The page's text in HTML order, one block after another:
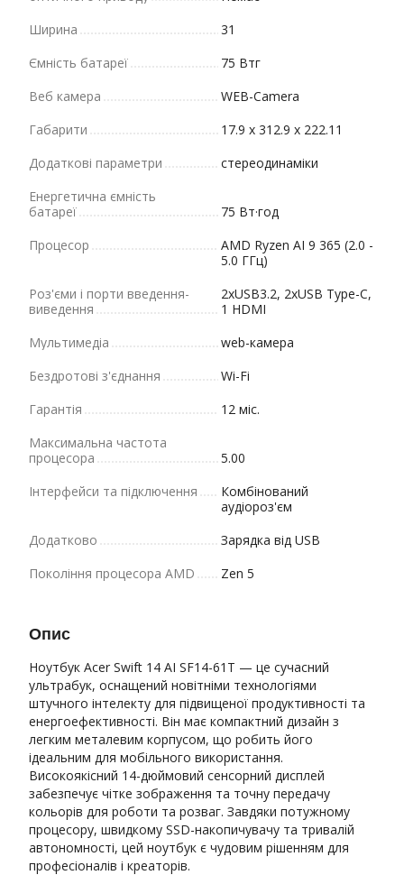
Ширина
31
Ємність батареї
75 Втг
Веб камера
WEB-Camera
Габарити
17.9 x 312.9 x 222.11
Додаткові параметри
стереодинаміки
Енергетична ємність
батареї
75 Вт·год
Процесор
AMD Ryzen AI 9 365 (2.0 -
5.0 ГГц)
Роз'єми і порти введення-
виведення
2xUSB3.2, 2xUSB Type-C,
1 HDMI
Мультимедіа
web-камера
Бездротові з'єднання
Wi-Fi
Гарантія
12 міс.
Максимальна частота
процесора
5.00
Інтерфейси та підключення
Комбінований
аудіороз'єм
Додатково
Зарядка від USB
Покоління процесора AMD
Zen 5
Опис
Ноутбук Acer Swift 14 AI SF14-61T — це сучасний
ультрабук, оснащений новітніми технологіями
штучного інтелекту для підвищеної продуктивності та
енергоефективності. Він має компактний дизайн з
легким металевим корпусом, що робить його
ідеальним для мобільного використання.
Високоякісний 14-дюймовий сенсорний дисплей
забезпечує чітке зображення та точну передачу
кольорів для роботи та розваг. Завдяки потужному
процесору, швидкому SSD-накопичувачу та тривалій
автономності, цей ноутбук є чудовим рішенням для
професіоналів і креаторів.